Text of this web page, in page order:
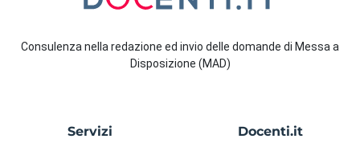
Consulenza nella redazione ed invio delle domande di Messa a
Disposizione (MAD)
Servizi Docenti.it